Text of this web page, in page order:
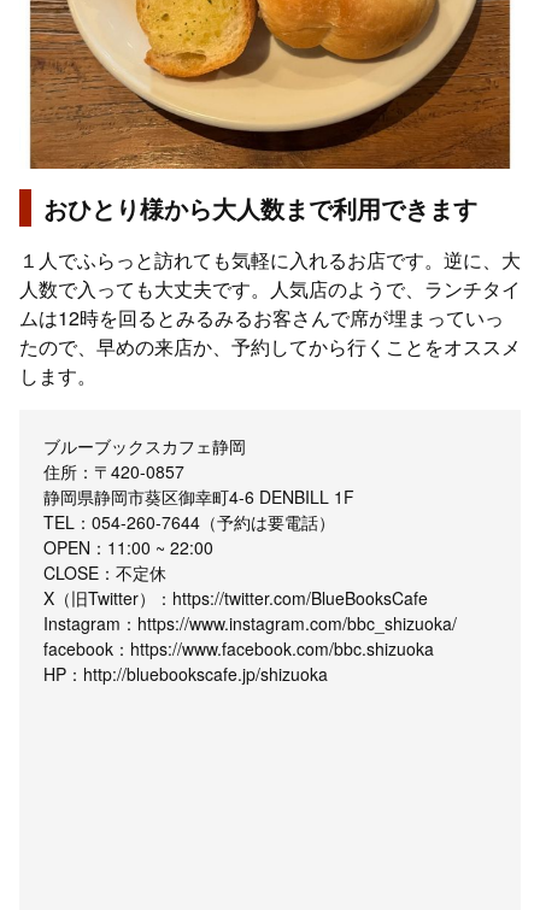
おひとり様から大人数まで利用できます
１人でふらっと訪れても気軽に入れるお店です。逆に、大
人数で入っても大丈夫です。人気店のようで、ランチタイ
ムは12時を回るとみるみるお客さんで席が埋まっていっ
たので、早めの来店か、予約してから行くことをオススメ
します。
ブルーブックスカフェ静岡
住所：〒420-0857
静岡県静岡市葵区御幸町4-6 DENBILL 1F
TEL：054-260-7644（予約は要電話）
OPEN：11:00 ~ 22:00
CLOSE：不定休
X（旧Twitter）：https://twitter.com/BlueBooksCafe
Instagram：https://www.instagram.com/bbc_shizuoka/
facebook：https://www.facebook.com/bbc.shizuoka
HP：http://bluebookscafe.jp/shizuoka